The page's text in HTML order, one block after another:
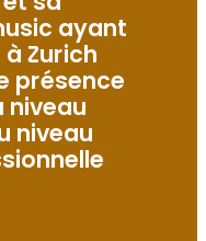
sa
ayant
à Zurich
présence
niveau
niveau